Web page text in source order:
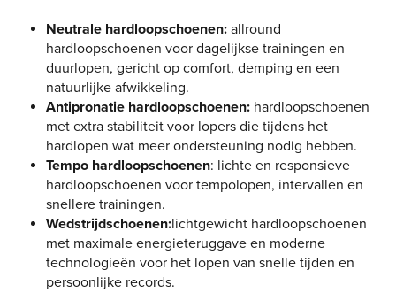
Neutrale hardloopschoenen: allround
hardloopschoenen voor dagelijkse trainingen en
duurlopen, gericht op comfort, demping en een
natuurlijke afwikkeling.
Antipronatie hardloopschoenen: hardloopschoenen
met extra stabiliteit voor lopers die tijdens het
hardlopen wat meer ondersteuning nodig hebben.
Tempo hardloopschoenen: lichte en responsieve
hardloopschoenen voor tempolopen, intervallen en
snellere trainingen.
Wedstrijdschoenen:lichtgewicht hardloopschoenen
met maximale energieteruggave en moderne
technologieën voor het lopen van snelle tijden en
persoonlijke records.